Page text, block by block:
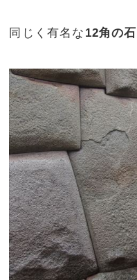
同じく有名な 12角の石